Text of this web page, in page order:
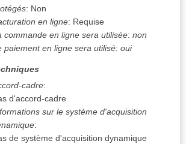
: Non
en ligne: Requise
commande en ligne sera utilisée: non
paiement en ligne sera utilisé: oui
cadre:
d'accord-cadre
sur le système d'acquisition
:
de système d'acquisition dynamique